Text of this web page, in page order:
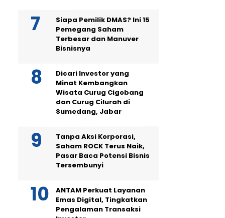
Siapa Pemilik DMAS? Ini 15
Pemegang Saham
Terbesar dan Manuver
Bisnisnya
Dicari Investor yang
Minat Kembangkan
Wisata Curug Cigobang
dan Curug Cilurah di
Sumedang, Jabar
Tanpa Aksi Korporasi,
Saham ROCK Terus Naik,
Pasar Baca Potensi Bisnis
Tersembunyi
ANTAM Perkuat Layanan
Emas Digital, Tingkatkan
Pengalaman Transaksi